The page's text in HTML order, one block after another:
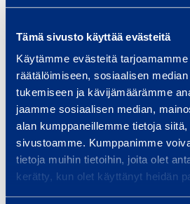
Tämä sivusto käyttää evästeitä
Käytämme evästeitä
räätälöimiseen, sosiaalisen
tukemiseen ja kävijämäärämme
jaamme sosiaalisen median,
alan kumppaneillemme tietoja
sivustoamme. Kumppanimme
tietoja muihin tietoihin, joita olet
kerätty, kun olet käyttänyt heidän
1
S
A
3
,
1
x
Talon
Pientalon rakentaminen
projekti, jossa oikeat
kalusto tekevät eron
stressittömän…